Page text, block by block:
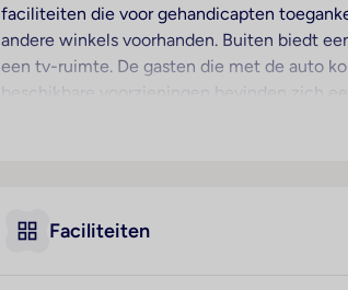
faciliteiten die voor gehandicapten
andere winkels voorhanden. Buiten biedt
een tv-ruimte. De gasten die met de auto
beschikbare voorzieningen bevinden zich
een wasservice, een kapper, een
Extra bedden kunnen worden
Faciliteiten